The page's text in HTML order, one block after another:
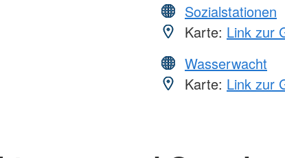
Sozialstationen
Karte: Link zur
Wasserwacht
Karte: Link zur